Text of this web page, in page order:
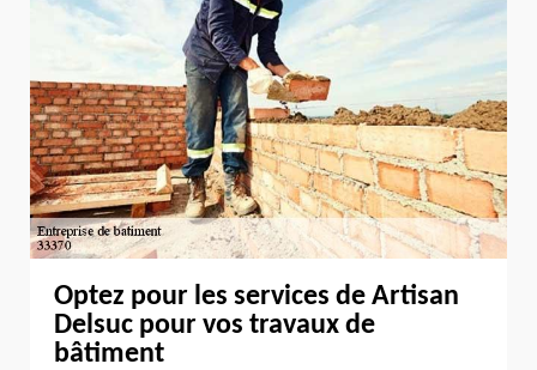
Optez pour les services de Artisan
Delsuc pour vos travaux de
bâtiment